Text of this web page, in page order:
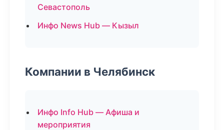
Севастополь
Инфо News Hub — Кызыл
Компании в Челябинск
Инфо Info Hub — Афиша и
мероприятия